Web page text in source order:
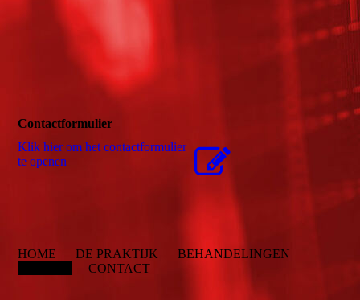
Contactformulier
Klik hier om het contactformulier
te openen
HOME DE PRAKTIJK BEHANDELINGEN
CONTACT